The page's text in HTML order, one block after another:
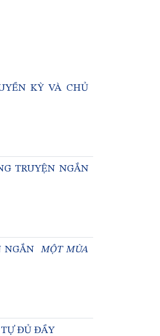
KỲ VÀ CHỦ
TRUYỆN NGẮN
NGẮNMỘT MÙA
TỰ ĐỦ ĐẦY